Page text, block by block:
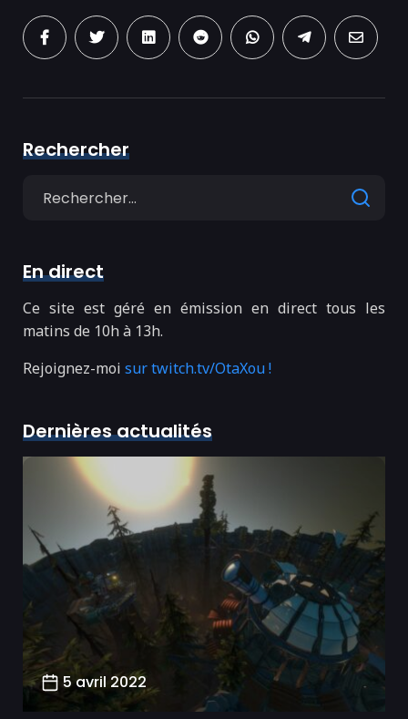
Rechercher
En direct
Ce site est géré en émission en direct tous les
matins de 10h à 13h.
Rejoignez-moi sur twitch.tv/OtaXou !
Dernières actualités
5 avril 2022